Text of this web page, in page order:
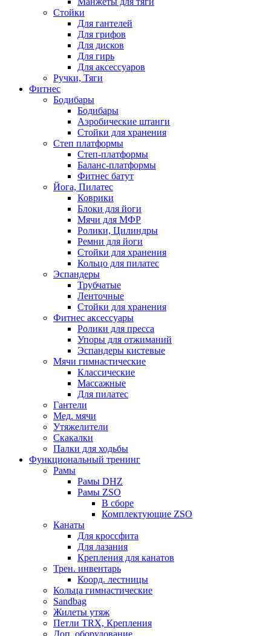
Стойки
Для гантелей
Для грифов
Для дисков
Для гирь
Для аксессуаров
Ручки, Тяги
Фитнес
Бодибары
Бодибары
Аэробические штанги
Стойки для хранения
Степ платформы
Степ-платформы
Баланс-платформы
Фитнес батут
Йога, Пилатес
Коврики
Блоки для йоги
Мячи для МФР
Ролики, Цилиндры
Ремни для йоги
Стойки для хранения
Кольцо для пилатес
Эспандеры
Трубчатые
Ленточные
Стойки для хранения
Фитнес аксессуары
Ролики для пресса
Упоры для отжиманий
Эспандеры кистевые
Мячи гимнастические
Классические
Массажные
Для пилатес
Гантели
Мед. мячи
Утяжелители
Скакалки
Палки для ходьбы
Функциональный тренинг
Рамы
Рамы DHZ
Рамы ZSO
В сборе
Комплектующие ZSO
Канаты
Для кроссфита
Для лазания
Крепления для канатов
Трен. инвентарь
Коорд. лестницы
Кольца гимнастические
Sandbag
Жилеты утяж
Петли TRX, Крепления
Доп. оборудование